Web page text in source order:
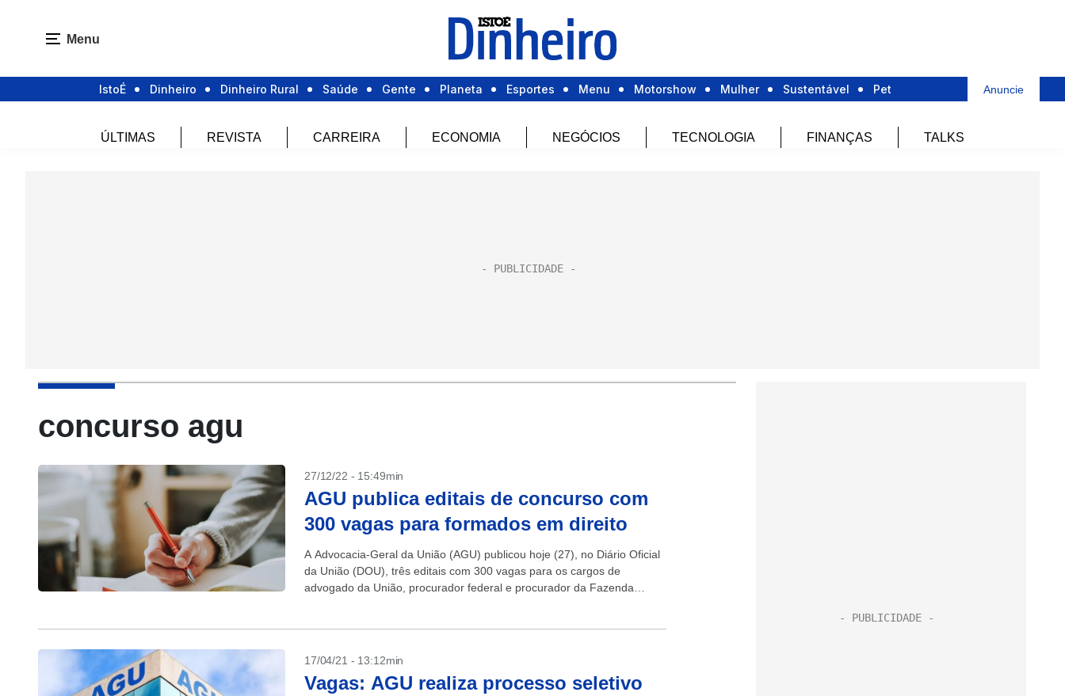
Menu
IstoÉ Dinheiro Dinheiro Rural Saúde Gente Planeta Esportes Menu Motorshow Mulher Sustentável Pet Anuncie
ÚLTIMAS REVISTA CARREIRA ECONOMIA NEGÓCIOS TECNOLOGIA FINANÇAS TALKS
concurso agu
27/12/22 - 15:49min
AGU publica editais de concurso com
300 vagas para formados em direito
A Advocacia-Geral da União (AGU) publicou hoje (27), no Diário Oficial
da União (DOU), três editais com 300 vagas para os cargos de
advogado da União, procurador federal e procurador da Fazenda
17/04/21 - 13:12min
Vagas: AGU realiza processo seletivo